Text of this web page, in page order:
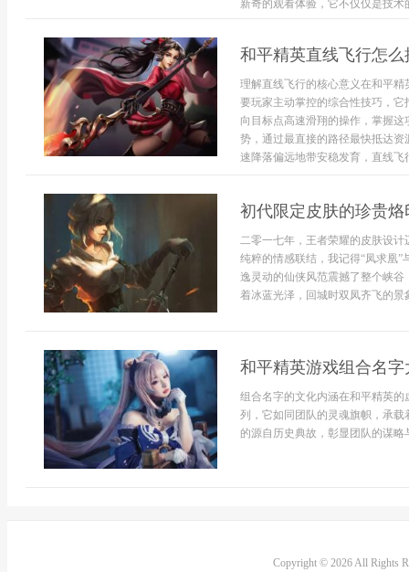
新奇的观看体验，它不仅仅是技术
和平精英直线飞行怎
理解直线飞行的核心意义在和平
要玩家主动掌控的综合性技巧，
向目标点高速滑翔的操作，掌握
势，通过最直接的路径最快抵达
速降落偏远地带安稳发育，直线飞
初代限定皮肤的珍贵烙
二零一七年，王者荣耀的皮肤设
纯粹的情感联结，我记得“凤求凰
逸灵动的仙侠风范震撼了整个峡
着冰蓝光泽，回城时双凤齐飞的景
和平精英游戏组合名
组合名字的文化内涵在和平精英
列，它如同团队的灵魂旗帜，承
的源自历史典故，彰显团队的谋
Copyright © 2026 All Rights